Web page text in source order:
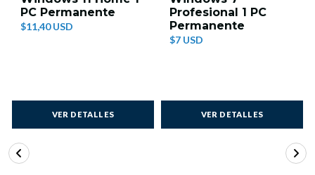
PC Permanente
$11,40 USD
VER DETALLES
Profesional 1 PC
Permanente
$7 USD
VER DETALLES